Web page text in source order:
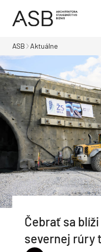
ASB Aktuálne
Čebrať sa
severnej rúry